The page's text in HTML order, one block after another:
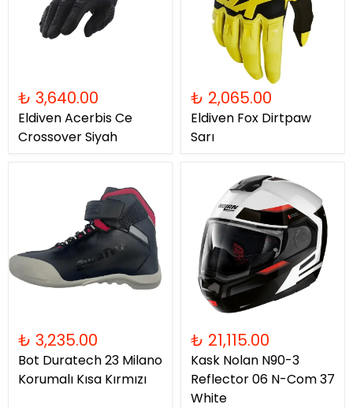
₺ 3,640.00
Eldiven Acerbis Ce
Crossover Siyah
₺ 2,065.00
Eldiven Fox Dirtpaw
Sarı
₺ 3,235.00
Bot Duratech 23 Milano
Korumalı Kısa Kırmızı
₺ 21,115.00
Kask Nolan N90-3
Reflector 06 N-Com 37
White